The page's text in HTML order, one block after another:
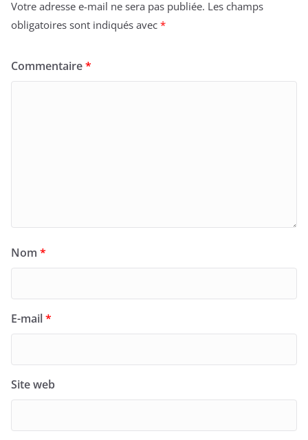
Votre adresse e-mail ne sera pas publiée. Les champs
obligatoires sont indiqués avec *
Commentaire*
Nom *
E-mail*
Site web